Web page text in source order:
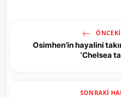
Osimhen’in hayalini
‘Chelsea
SONRAKI